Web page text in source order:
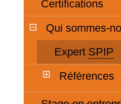
Certifications
Qui sommes-
Expert SPIP
Références